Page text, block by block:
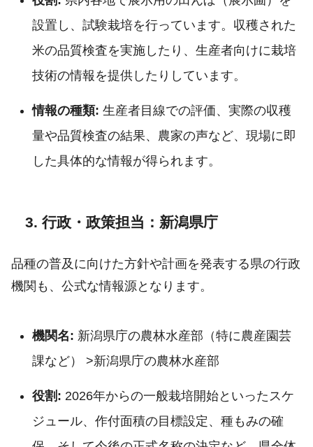
設置し、試験栽培を行っています。収穫された
米の品質検査を実施したり、生産者向けに栽培
技術の情報を提供したりしています。
情報の種類: 生産者目線での評価、実際の収穫
量や品質検査の結果、農家の声など、現場に即
した具体的な情報が得られます。
3. 行政・政策担当：新潟県庁
品種の普及に向けた方針や計画を発表する県の行政
機関も、公式な情報源となります。
機関名: 新潟県庁の農林水産部（特に農産園芸
課など） >新潟県庁の農林水産部
役割: 2026年からの一般栽培開始といったスケ
ジュール、作付面積の目標設定、種もみの確